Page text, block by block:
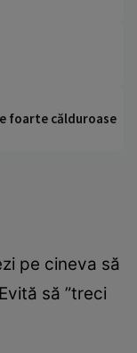
foarte călduroase
pe cineva să
să ”treci